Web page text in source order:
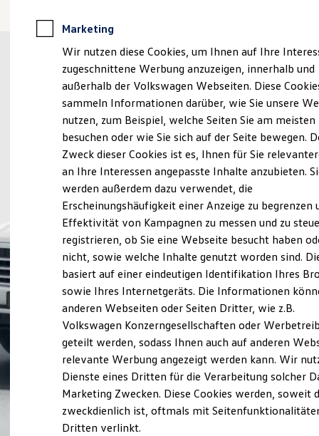
Anpfiff zum Gewinn
Elektroautos
ID. Tutorials
Elektrofahrzeugkonzepte
Reichweite
Reichweite der ID. Modelle
Reichweite im Winter
Laden
Laden unterwegs
Laden Zuhause
Ladezeitensimulator
Batterie
Sicherheit
Garantie und Lebensdauer
Nachhaltigkeit
Technologie
Kosten und Kauf
Verbrauchskosten
Kaufoptionen
E-Auto-Förderung
Software und Konnektivität
Die ID. Software 6
ID. Software Versionen und Updates
Digitale Extras
Schnittstellen zu Ihrem ID.
Hybridautos
Marke und Erlebnis
Volkswagen R und R Experience
Marketing
Wir nutzen diese Cookies, um Ihnen auf Ihre
zugeschnittene Werbung anzuzeigen, innerhalb und
außerhalb der Volkswagen Webseiten. Diese
sammeln Informationen darüber, wie Sie unsere
nutzen, zum Beispiel, welche Seiten Sie am meisten
besuchen oder wie Sie sich auf der Seite bewegen.
Zweck dieser Cookies ist es, Ihnen für Sie
an Ihre Interessen angepasste Inhalte anzubieten.
werden außerdem dazu verwendet, die
Erscheinungshäufigkeit einer Anzeige zu begrenzen
Effektivität von Kampagnen zu messen und zu
registrieren, ob Sie eine Webseite besucht haben
nicht, sowie welche Inhalte genutzt worden sind.
basiert auf einer eindeutigen Identifikation Ihres
sowie Ihres Internetgeräts. Die Informationen
anderen Webseiten oder Seiten Dritter, wie z.B.
Volkswagen Konzerngesellschaften oder
geteilt werden, sodass Ihnen auch auf anderen
relevante Werbung angezeigt werden kann. Wir
Dienste eines Dritten für die Verarbeitung solcher
Marketing Zwecken. Diese Cookies werden, soweit
zweckdienlich ist, oftmals mit
Dritten verlinkt.